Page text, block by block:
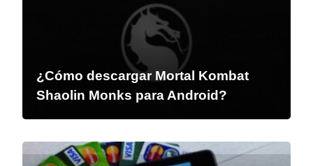
¿Cómo descargar Mortal Kombat
Shaolin Monks para Android?